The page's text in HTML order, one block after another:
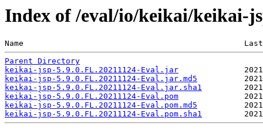
Index of /eval/io/keikai/keikai-
Name                                               Last
Parent Directory
keikai-jsp-5.9.0.FL.20211124-Eval.jar
keikai-jsp-5.9.0.FL.20211124-Eval.jar.md5
keikai-jsp-5.9.0.FL.20211124-Eval.jar.sha1
keikai-jsp-5.9.0.FL.20211124-Eval.pom
keikai-jsp-5.9.0.FL.20211124-Eval.pom.md5
keikai-jsp-5.9.0.FL.20211124-Eval.pom.sha1